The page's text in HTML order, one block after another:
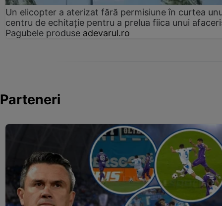
Un elicopter a aterizat fără permisiune în curtea
centru de echitație pentru a prelua fiica unui
Pagubele produse adevarul.ro
Parteneri